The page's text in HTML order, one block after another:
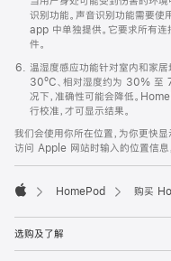
识别功能。声音识别功能需要使
app 中单独提供。它要求所有
件。
温湿度感应功能针对室内和家
30ºC、相对湿度约为 30% 至
况下，准确性可能会降低。
行校准，才可显示结果。
我们会使用你所在位置，为你更快
访问 Apple 网站时输入的位置信息
HomePod 购买
选购及了解